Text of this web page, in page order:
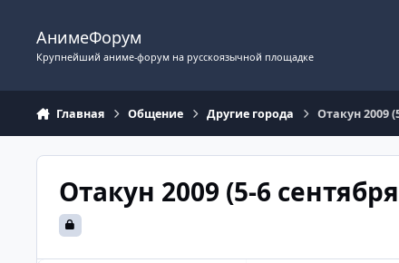
АнимеФорум
Крупнейший аниме-форум на русскоязычной площадке
Главная Общение Другие города Отакун 2009
Отакун 2009 (5-6